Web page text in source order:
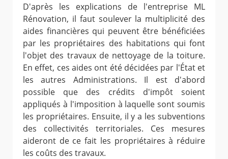
D'après les explications de l'entreprise ML
Rénovation, il faut soulever la multiplicité des
aides financières qui peuvent être bénéficiées
par les propriétaires des habitations qui font
l'objet des travaux de nettoyage de la toiture.
En effet, ces aides ont été décidées par l'État et
les autres Administrations. Il est d'abord
possible que des crédits d'impôt soient
appliqués à l'imposition à laquelle sont soumis
les propriétaires. Ensuite, il y a les subventions
des collectivités territoriales. Ces mesures
aideront de ce fait les propriétaires à réduire
les coûts des travaux.